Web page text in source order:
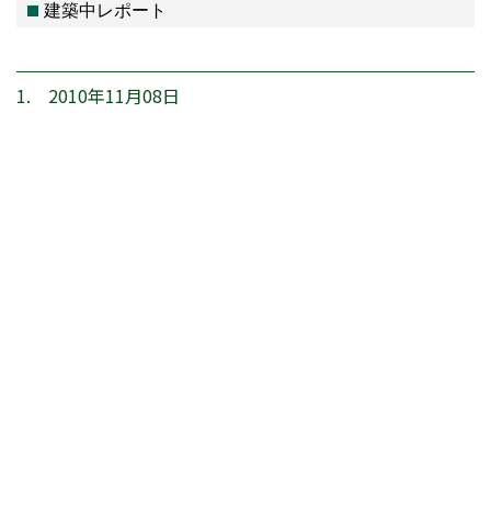
建築中レポート
1. 2010年11月08日